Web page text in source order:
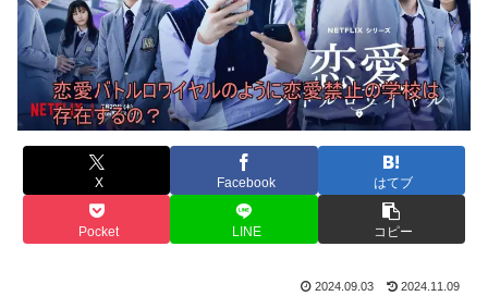
X Facebook はてブ
Pocket LINE コピー
2024.09.03 2024.11.09